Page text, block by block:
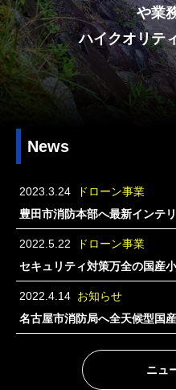
や業
ハイクオリテ
News
2023.3.24
ドローン事業
豊田市消防本部へ最新インテ
2022.5.22
ドローン事業
セキュリティ対策万全の国産
2022.4.14 お知らせ
名古屋市消防局へ全天候型国
ニュ